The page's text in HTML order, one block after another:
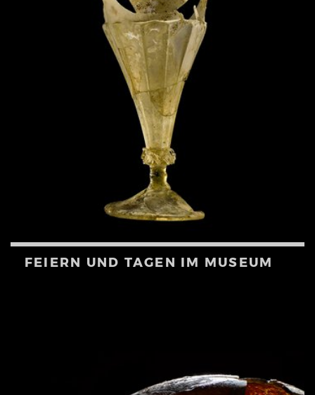
FEIERN UND TAGEN IM MUSEUM